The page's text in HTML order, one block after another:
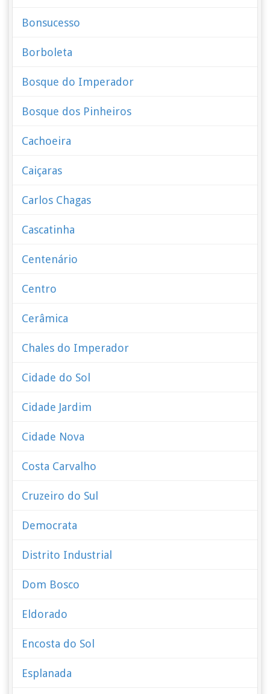
Bonsucesso
Borboleta
Bosque do Imperador
Bosque dos Pinheiros
Cachoeira
Caiçaras
Carlos Chagas
Cascatinha
Centenário
Centro
Cerâmica
Chales do Imperador
Cidade do Sol
Cidade Jardim
Cidade Nova
Costa Carvalho
Cruzeiro do Sul
Democrata
Distrito Industrial
Dom Bosco
Eldorado
Encosta do Sol
Esplanada